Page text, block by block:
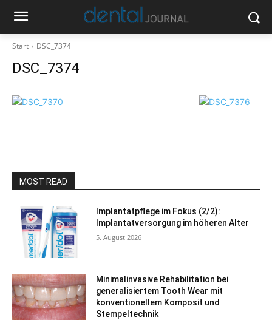
Start DSC_7374
DSC_7374
MOST READ
Implantatpflege im Fokus (2/2):
Implantatversorgung im höheren Alter
5. August 2026
Minimalinvasive Rehabilitation bei
generalisiertem Tooth Wear mit
konventionellem Komposit und
Stempeltechnik